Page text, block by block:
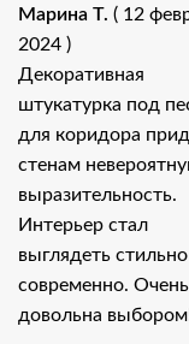
Марина Т. ( 12
2024 )
Декоративная
штукатурка под
для коридора
стенам
выразительность.
Интерьер стал
выглядеть
современно. Очень
довольна